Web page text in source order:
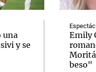
una
y se
Emily
beso"